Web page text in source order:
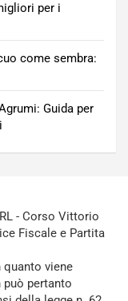
per i
come sembra:
Guida per
- Corso Vittorio
Fiscale e Partita
viene
pertanto